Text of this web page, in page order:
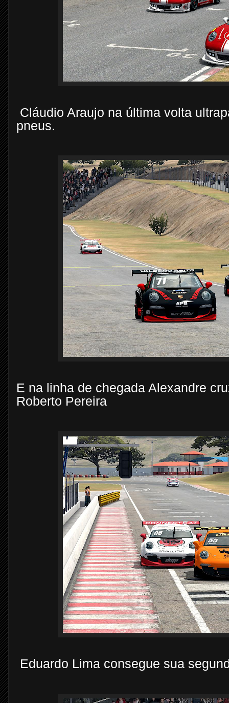
Cláudio Araujo na última volta
pneus.
E na linha de chegada Alexandre
Roberto Pereira
Eduardo Lima consegue sua